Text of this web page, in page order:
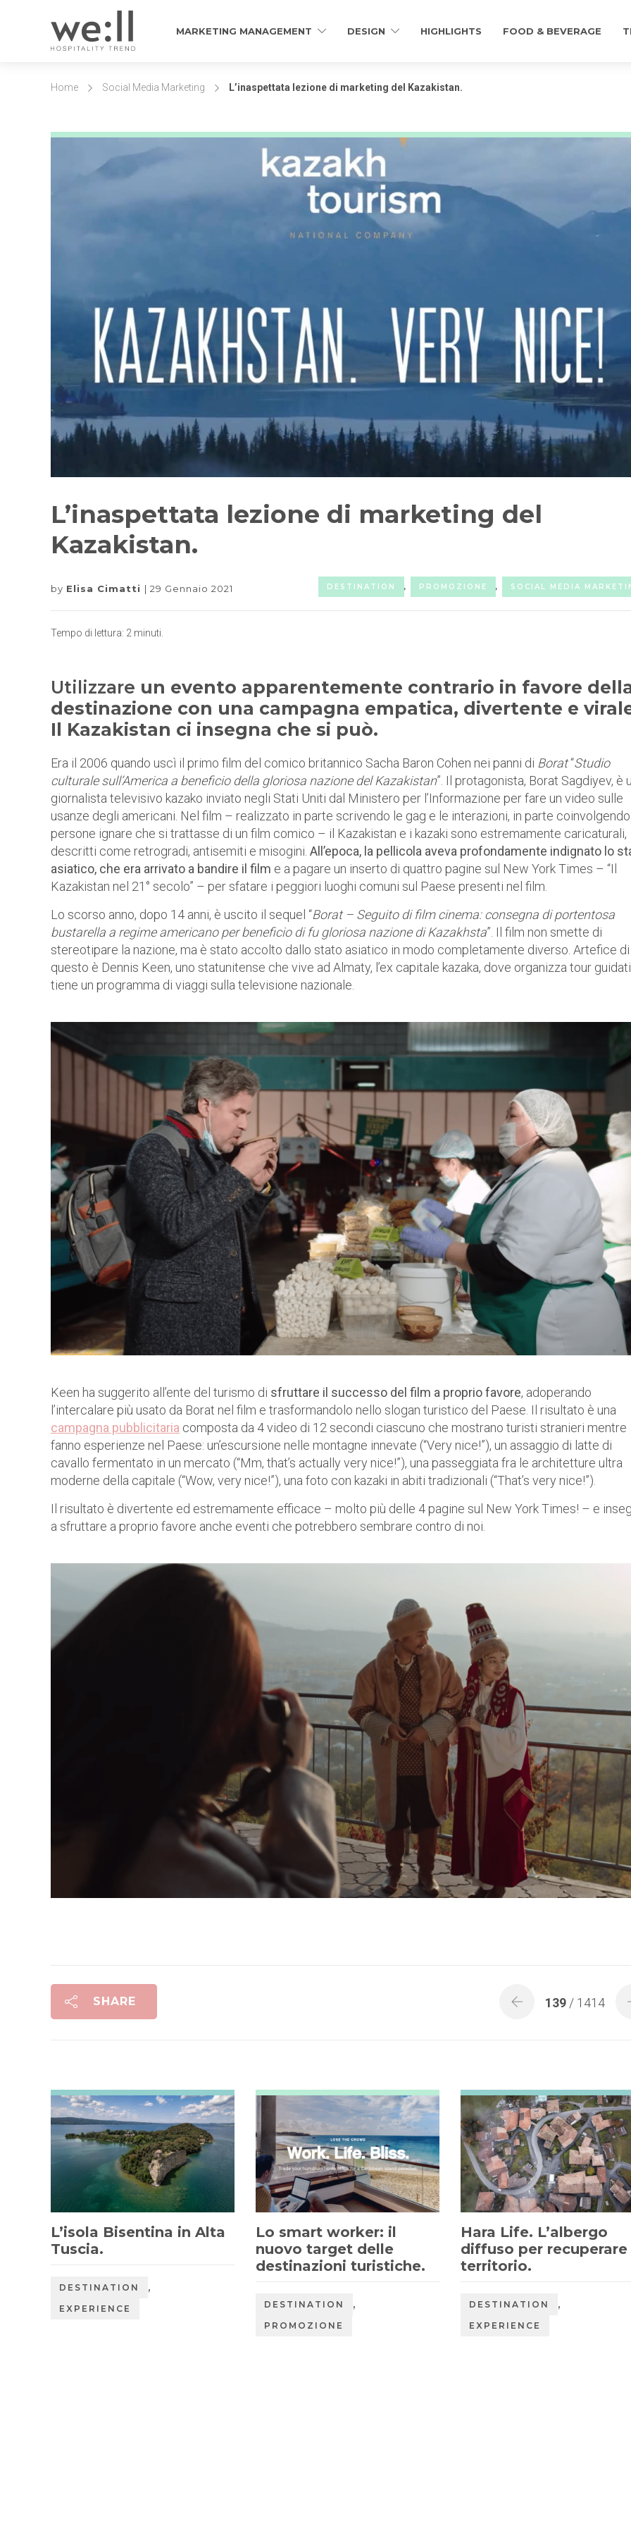
MARKETING MANAGEMENT DESIGN HIGHLIGHTS FOOD & BEVERAGE
Home Social Media Marketing L’inaspettata lezione di marketing del Kazakistan.
L’inaspettata lezione di marketing del
Kazakistan.
by Elisa Cimatti 29 Gennaio 2021 DESTINATION , PROMOZIONE , SOCIAL MEDIA
Tempo di lettura: 2 minuti.
Utilizzare un evento apparentemente contrario in favore
destinazione con una campagna empatica, divertente e
Il Kazakistan ci insegna che si può.
Era il 2006 quando uscì il primo film del comico britannico Sacha Baron Cohen nei panni di Borat“Studio
culturale sull’America a beneficio della gloriosa nazione del Kazakistan”. Il protagonista, Borat Sagdiyev, è
giornalista televisivo kazako inviato negli Stati Uniti dal Ministero per l’Informazione per fare un video sulle
usanze degli americani. Nel film – realizzato in parte scrivendo le gag e le interazioni, in parte coinvolgendo
persone ignare che si trattasse di un film comico – il Kazakistan e i kazaki sono estremamente caricaturali,
descritti come retrogradi, antisemiti e misogini. All’epoca, la pellicola aveva profondamente indignato lo
asiatico, che era arrivato a bandire il film e a pagare un inserto di quattro pagine sul New York Times – “Il
Kazakistan nel 21° secolo” – per sfatare i peggiori luoghi comuni sul Paese presenti nel film.
Lo scorso anno, dopo 14 anni, è uscito il sequel “Borat – Seguito di film cinema: consegna di portentosa
bustarella a regime americano per beneficio di fu gloriosa nazione di Kazakhsta”. Il film non smette di
stereotipare la nazione, ma è stato accolto dallo stato asiatico in modo completamente diverso. Artefice di
questo è Dennis Keen, uno statunitense che vive ad Almaty, l’ex capitale kazaka, dove organizza tour
tiene un programma di viaggi sulla televisione nazionale.
Keen ha suggerito all’ente del turismo di sfruttare il successo del film a proprio favore, adoperando
l’intercalare più usato da Borat nel film e trasformandolo nello slogan turistico del Paese. Il risultato è una
campagna pubblicitaria composta da 4 video di 12 secondi ciascuno che mostrano turisti stranieri mentre
fanno esperienze nel Paese: un’escursione nelle montagne innevate (“Very nice!”), un assaggio di latte di
cavallo fermentato in un mercato (“Mm, that’s actually very nice!”), una passeggiata fra le architetture ultra
moderne della capitale (“Wow, very nice!”), una foto con kazaki in abiti tradizionali (“That’s very nice!”).
Il risultato è divertente ed estremamente efficace – molto più delle 4 pagine sul New York Times! – e
a sfruttare a proprio favore anche eventi che potrebbero sembrare contro di noi.
SHARE 139 / 1414
L’isola Bisentina in Alta
Tuscia.
DESTINATION ,
EXPERIENCE
Lo smart worker: il
nuovo target delle
destinazioni turistiche.
DESTINATION ,
PROMOZIONE
Hara Life. L’albergo
diffuso per recuperare
territorio.
DESTINATION ,
EXPERIENCE